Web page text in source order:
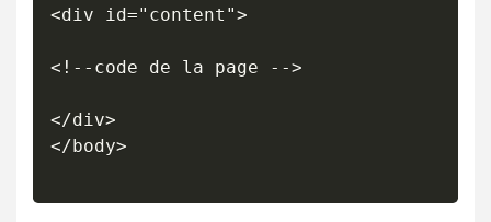
<div id="content">
<!--code de la page -->
</div>
</body>